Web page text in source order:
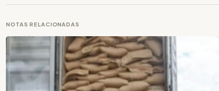
NOTAS RELACIONADAS